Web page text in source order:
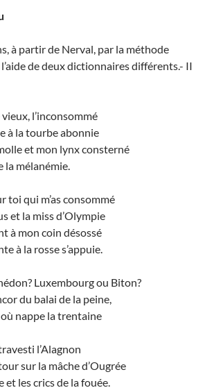
à partir de Nerval, par la méthode
l’aide de deux dictionnaires différents.- II
l’inconsommé
à la tourbe abonnie
et mon lynx consterné
la mélanémie.
toi qui m’as consommé
et la miss d’Olympie
à mon coin désossé
à la rosse s’appuie.
Luxembourg ou Biton?
du balai de la peine,
où nappe la trentaine
l’Alagnon
sur la mâche d’Ougrée
et les crics de la fouée.